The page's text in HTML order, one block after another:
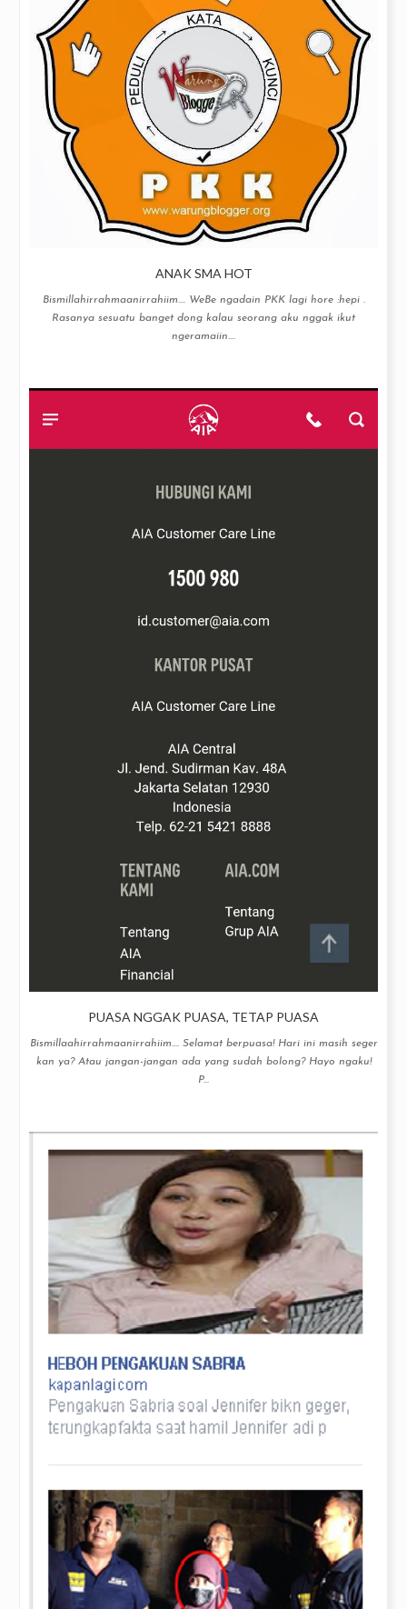
ANAK SMA HOT
Bismillahirrahmaanirrahiim…. WeBe ngadain PKK lagi hore :hepi .
Rasanya sesuatu banget dong kalau seorang aku nggak ikut
ngeramaiin....
PUASA NGGAK PUASA, TETAP PUASA
Bismillaahirrahmaanirrahiim.... Selamat berpuasa! Hari ini masih seger
kan ya? Atau jangan-jangan ada yang sudah bolong? Hayo ngaku!
P...